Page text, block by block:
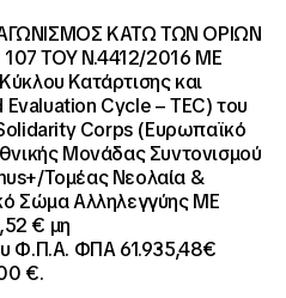
ΚΑΤΩ ΤΩΝ ΟΡΙΩΝ
ΤΟΥ Ν.4412/2016 ΜΕ
Κατάρτισης και
Cycle – TEC) του
Corps (Ευρωπαϊκό
Μονάδας Συντονισμού
Τομέας Νεολαία &
Σώμα Αλληλεγγύης ΜΕ
€ μη
Φ.Π.Α. ΦΠΑ 61.935,48€
€.